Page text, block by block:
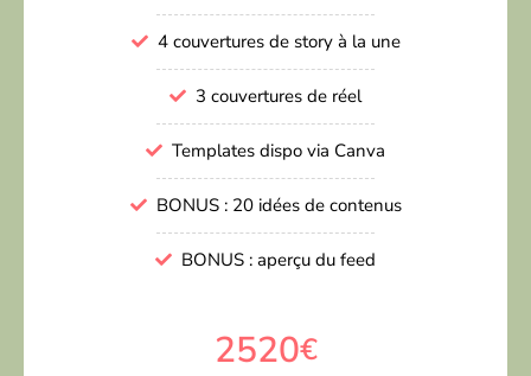
4 couvertures de story à la une
3 couvertures de réel
Templates dispo via Canva
BONUS : 20 idées de contenus
BONUS : aperçu du feed
2520€